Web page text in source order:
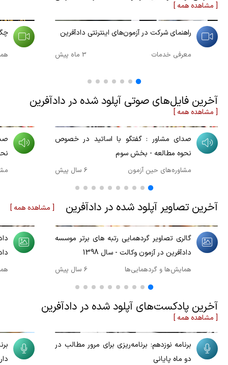
[ مشاهده همه ]
00:01:39
راهنمای شرکت در آزمون‌های اینترنتی دادآفرین
معرفی خدمات 3 ماه پیش
آخرین فایل‌های صوتی آپلود شده در دادآفرین
[ مشاهده همه ]
00:33:01
صدای مشاور : گفتگو با اساتید در خصوص
نحوه مطالعه - بخش سوم
مشاوره‌های حین آزمون 6 سال پیش
آخرین تصاویر آپلود شده در دادآفرین [ مشاهده همه ]
گالری تصاویر گردهمایی رتبه های برتر موسسه
دادآفرین در آزمون وکالت - سال 1398
همایش‌ها و گردهمایی‌ها 6 سال پیش
آخرین پادکست‌های آپلود شده در دادآفرین
[ مشاهده همه ]
00:09:54
برنامه نوزدهم: برنامه‌ریزی برای مرور مطالب در
دو ماه پایانی